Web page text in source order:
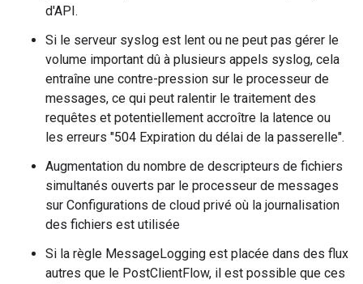
d'API.
Si le serveur syslog est lent ou ne peut pas gérer le
volume important dû à plusieurs appels syslog, cela
entraîne une contre-pression sur le processeur de
messages, ce qui peut ralentir le traitement des
requêtes et potentiellement accroître la latence ou
les erreurs "504 Expiration du délai de la passerelle".
Augmentation du nombre de descripteurs de fichiers
simultanés ouverts par le processeur de messages
sur Configurations de cloud privé où la journalisation
des fichiers est utilisée
Si la règle MessageLogging est placée dans des flux
autres que le PostClientFlow, il est possible que ces